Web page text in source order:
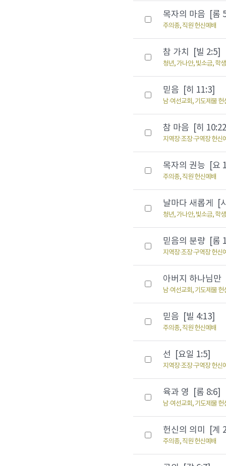
목자의 마음 [롬
주의종, 직원 헌신예배
참 가치 [빌 2:5]
청년, 가나안, 빛소금, 학
믿음 [히 11:3]
남·여선교회, 기도제물 헌
참 마음 [히
지역장·조장·구역장 헌신
목자의 권능 [요
주의종, 직원 헌신예배
날마다 새롭게 [
청년, 가나안, 빛소금, 학
믿음의 분량 [롬
지역장·조장·구역장 헌신
아버지 하나님
남·여선교회, 기도제물 헌
믿음 [빌 4:13]
주의종, 직원 헌신예배
선 [요일 1:5]
지역장·조장·구역장 헌신
육과 영 [롬 8:6]
남·여선교회, 기도제물 헌
헌신의 의미 [계
주의종, 직원 헌신예배